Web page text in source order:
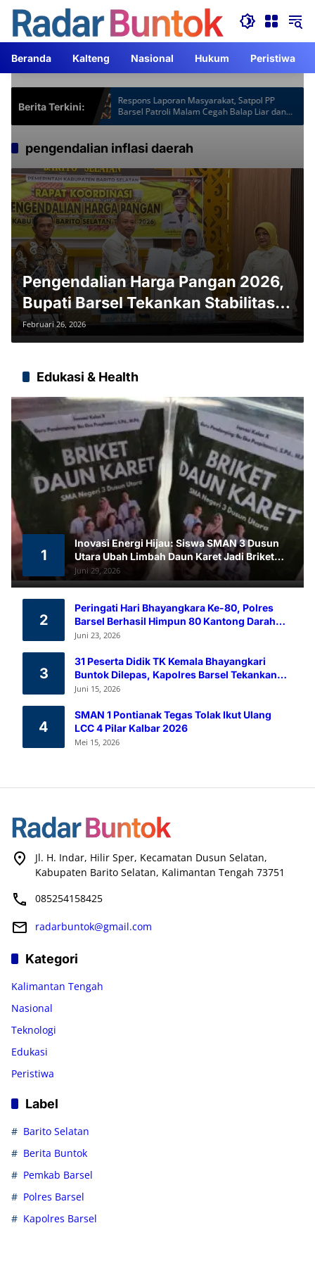
Langsung
konten
Beranda Kalteng Nasional Hukum Peristiwa
Berita Terkini:
Gardu
Lebih
Respons Laporan Masyarakat, Satpol PP
Barsel Patroli Malam Cegah Balap Liar dan
Knalpot Brong
pengendalian inflasi daerah
Pengendalian Harga Pangan 2026,
Bupati Barsel Tekankan Stabilitas
dan Sinergi Lintas Sektor
Februari 26, 2026
Edukasi & Health
1
Inovasi Energi Hijau: Siswa SMAN 3 Dusun
Utara Ubah Limbah Daun Karet Jadi Briket
Ramah Lingkungan
Juni 29, 2026
2
Peringati Hari Bhayangkara Ke-80, Polres
Barsel Berhasil Himpun 80 Kantong Darah
Melalui Aksi Donor Darah
Juni 23, 2026
3
31 Peserta Didik TK Kemala Bhayangkari
Buntok Dilepas, Kapolres Barsel Tekankan
Pendidikan Karakter
Juni 15, 2026
4
SMAN 1 Pontianak Tegas Tolak Ikut Ulang
LCC 4 Pilar Kalbar 2026
Mei 15, 2026
Jl. H. Indar, Hilir Sper, Kecamatan Dusun Selatan,
Kabupaten Barito Selatan, Kalimantan Tengah 73751
085254158425
radarbuntok@gmail.com
Kategori
Kalimantan Tengah
Nasional
Teknologi
Edukasi
Peristiwa
Label
Barito Selatan
Berita Buntok
Pemkab Barsel
Polres Barsel
Kapolres Barsel